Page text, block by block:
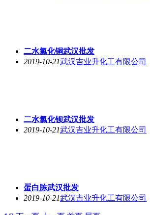
二水氯化铜武汉批发
2019-10-21武汉吉业升化工有限公司
二水氯化钡武汉批发
2019-10-21武汉吉业升化工有限公司
蛋白胨武汉批发
2019-10-21武汉吉业升化工有限公司